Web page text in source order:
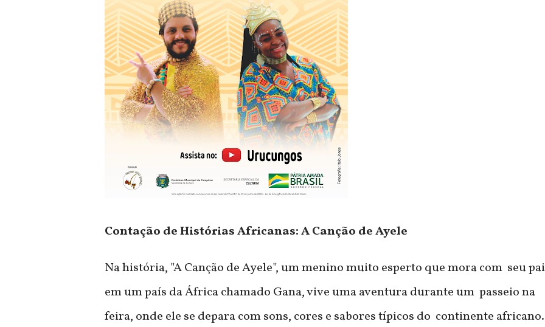
Contação de Histórias Africanas: A Canção de Ayele
Na história, "A Canção de Ayele", um menino muito esperto que mora com seu pai
em um país da África chamado Gana, vive uma aventura durante um passeio na
feira, onde ele se depara com sons, cores e sabores típicos do continente africano.